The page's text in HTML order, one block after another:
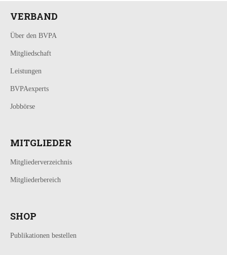
VERBAND
Über den BVPA
Mitgliedschaft
Leistungen
BVPAexperts
Jobbörse
MITGLIEDER
Mitgliederverzeichnis
Mitgliederbereich
SHOP
Publikationen bestellen